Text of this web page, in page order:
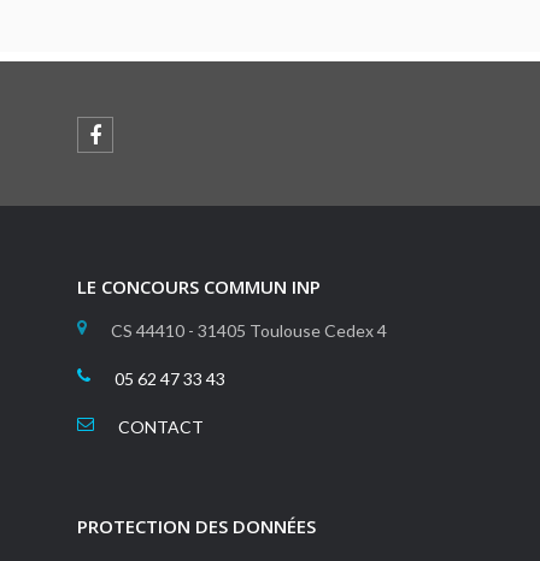
LE CONCOURS COMMUN INP
CS 44410 - 31405 Toulouse Cedex 4
05 62 47 33 43
CONTACT
PROTECTION DES DONNÉES